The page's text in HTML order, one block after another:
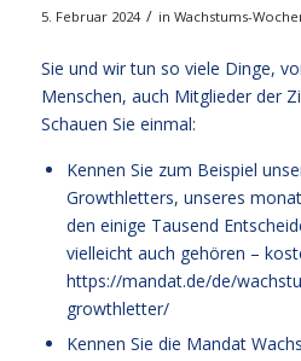
5. Februar 2024 / in Wachstums-
Sie und wir tun so viele Dinge,
Menschen, auch Mitglieder der
Schauen Sie einmal:
Kennen Sie zum Beispiel
Growthletters, unseres
den einige Tausend
vielleicht auch gehören –
https://mandat.de/de/
growthletter/
Kennen Sie die Mandat